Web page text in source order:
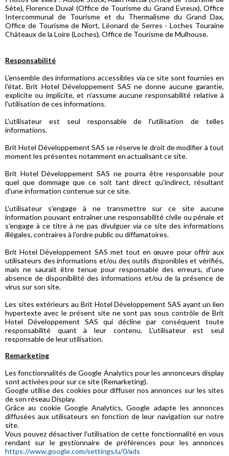
Sète), Florence Duval (Office de Tourisme du Grand Evreux), Office
Intercommunal de Tourisme et du Thermalisme du Grand Dax,
Office de Tourisme de Niort, Léonard de Serres - Loches Touraine
Châteaux de la Loire (Loches), Office de Tourisme de Mulhouse.
Responsabilité
L'ensemble des informations accessibles via ce site sont fournies en
l'état. Brit Hotel Développement SAS ne donne aucune garantie,
explicite ou implicite, et n'assume aucune responsabilité relative à
l'utilisation de ces informations.
L'utilisateur est seul responsable de l'utilisation de telles
informations.
Brit Hotel Développement SAS se réserve le droit de modifier à tout
moment les présentes notamment en actualisant ce site.
Brit Hotel Développement SAS ne pourra être responsable pour
quel que dommage que ce soit tant direct qu'indirect, résultant
d'une information contenue sur ce site.
L'utilisateur s'engage à ne transmettre sur ce site aucune
information pouvant entraîner une responsabilité civile ou pénale et
s'engage à ce titre à ne pas divulguer via ce site des informations
illégales, contraires à l'ordre public ou diffamatoires.
Brit Hotel Développement SAS met tout en œuvre pour offrir aux
utilisateurs des informations et/ou des outils disponibles et vérifiés,
mais ne saurait être tenue pour responsable des erreurs, d’une
absence de disponibilité des informations et/ou de la présence de
virus sur son site.
Les sites extérieurs au Brit Hotel Développement SAS ayant un lien
hypertexte avec le présent site ne sont pas sous contrôle de Brit
Hotel Développement SAS qui décline par conséquent toute
responsabilité quant à leur contenu. L'utilisateur est seul
responsable de leur utilisation.
Remarketing
Les fonctionnalités de Google Analytics pour les annonceurs display
sont activées pour sur ce site (Remarketing).
Google utilise des cookies pour diffuser nos annonces sur les sites
de son réseau Display.
Grâce au cookie Google Analytics, Google adapte les annonces
diffusées aux utilisateurs en fonction de leur navigation sur notre
site.
Vous pouvez désactiver l'utilisation de cette fonctionnalité en vous
rendant sur le gestionnaire de préférences pour les annonces
https://www.google.com/settings/u/0/ads